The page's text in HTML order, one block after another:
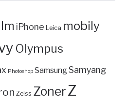
iPhone Leica mobily
Olympus
Photoshop SamsungSamyang
Zeiss ZonerZ